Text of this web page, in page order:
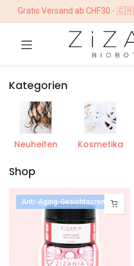
Gratis Versand ab CHF30.- 🇨🇭
Kategorien
Neuheiten Kosmetika
Shop
Anti-Aging-Gesichtscreme